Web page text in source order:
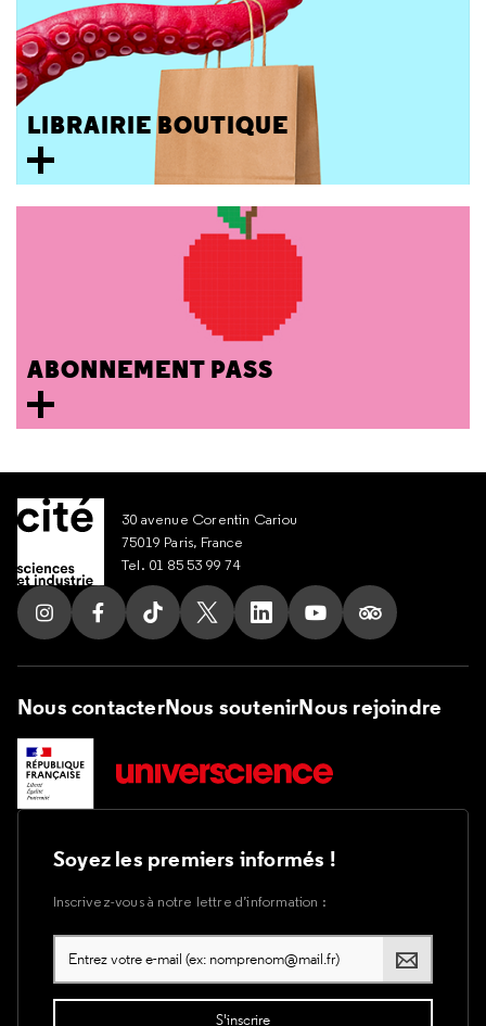
LIBRAIRIE BOUTIQUE
ABONNEMENT PASS
30 avenue Corentin Cariou
75019 Paris, France
Tel. 01 85 53 99 74
Suivez nous sur Instagram
Suivez nous sur Facebook
Suivez nous sur Tik Tok
Suivez nous sur X
Suivez nous sur LinkedIn
Suivez nous sur
Suivez nous
Nous contacterNous soutenirNous rejoindre
Soyez les premiers informés !
Inscrivez-vous à notre lettre d’information :